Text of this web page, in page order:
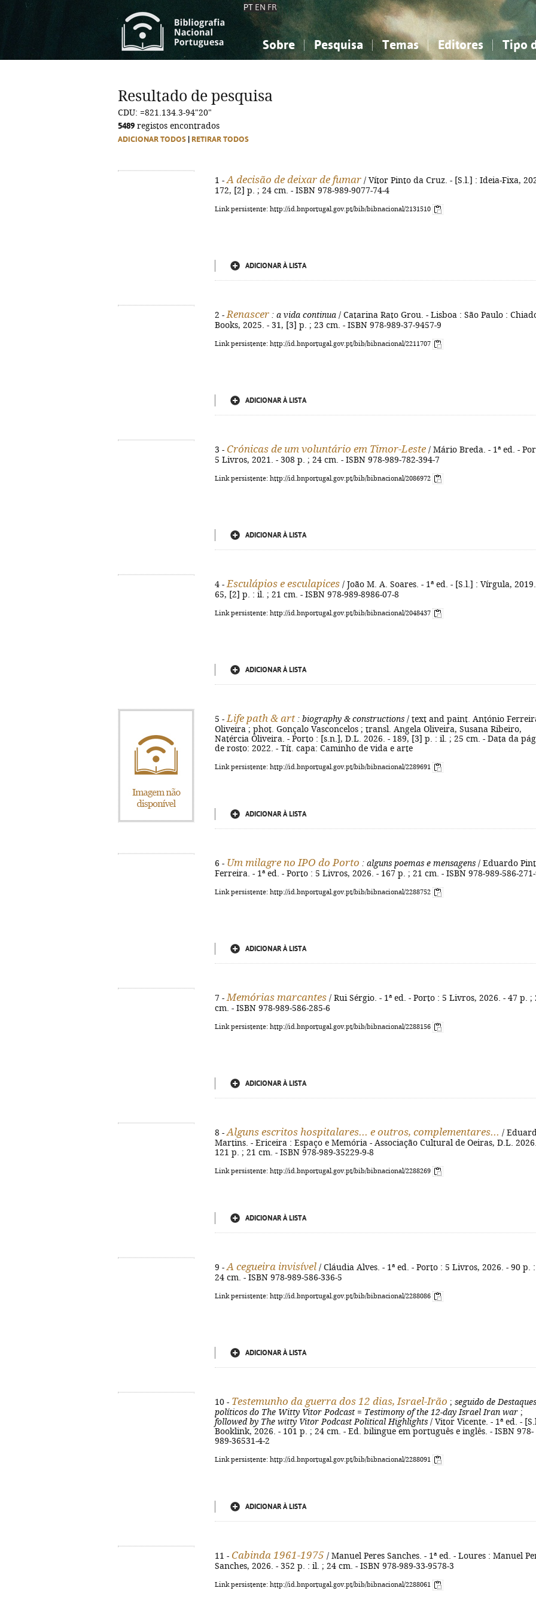
PT EN FR
Sobre Pesquisa Temas
Ciências sociais...
Editores Tipo
Ciências sociais...
Resultado de pesquisa
CDU: =821.134.3-94"20"
5489 registos encontrados
ADICIONAR TODOS RETIRAR TODOS
1 - A decisão de deixar de fumar / Vítor Pinto da Cruz. - [S.l.] : Ideia-Fixa,
172, [2] p. ; 24 cm. - ISBN 978-989-9077-74-4
Link persistente: http://id.bnportugal.gov.pt/bib/bibnacional/2131510
ADICIONAR À LISTA
2 - Renascer : a vida continua / Catarina Rato Grou. - Lisboa : São Paulo :
Books, 2025. - 31, [3] p. ; 23 cm. - ISBN 978-989-37-9457-9
Link persistente: http://id.bnportugal.gov.pt/bib/bibnacional/2211707
ADICIONAR À LISTA
3 - Crónicas de um voluntário em Timor-Leste / Mário Breda. - 1ª ed. -
5 Livros, 2021. - 308 p. ; 24 cm. - ISBN 978-989-782-394-7
Link persistente: http://id.bnportugal.gov.pt/bib/bibnacional/2086972
ADICIONAR À LISTA
4 - Esculápios e esculapices / João M. A. Soares. - 1ª ed. - [S.l.] : Vírgula,
65, [2] p. : il. ; 21 cm. - ISBN 978-989-8986-07-8
Link persistente: http://id.bnportugal.gov.pt/bib/bibnacional/2048437
ADICIONAR À LISTA
5 - Life path & art: biography & constructions / text and paint. António
Oliveira ; phot. Gonçalo Vasconcelos ; transl. Angela Oliveira, Susana Ribeiro,
Natércia Oliveira. - Porto : [s.n.], D.L. 2026. - 189, [3] p. : il. ; 25 cm. - Data da pág.
de rosto: 2022. - Tít. capa: Caminho de vida e arte
Link persistente: http://id.bnportugal.gov.pt/bib/bibnacional/2289691
ADICIONAR À LISTA
6 - Um milagre no IPO do Porto : alguns poemas e mensagens / Eduardo
Ferreira. - 1ª ed. - Porto : 5 Livros, 2026. - 167 p. ; 21 cm. - ISBN 978-989-586-
Link persistente: http://id.bnportugal.gov.pt/bib/bibnacional/2288752
ADICIONAR À LISTA
7 - Memórias marcantes / Rui Sérgio. - 1ª ed. - Porto : 5 Livros, 2026. - 47 p. ;
cm. - ISBN 978-989-586-285-6
Link persistente: http://id.bnportugal.gov.pt/bib/bibnacional/2288156
ADICIONAR À LISTA
8 - Alguns escritos hospitalares... e outros, complementares... /
Martins. - Ericeira : Espaço e Memória - Associação Cultural de Oeiras, D.L.
121 p. ; 21 cm. - ISBN 978-989-35229-9-8
Link persistente: http://id.bnportugal.gov.pt/bib/bibnacional/2288269
ADICIONAR À LISTA
9 - A cegueira invisível / Cláudia Alves. - 1ª ed. - Porto : 5 Livros, 2026. - 90 p.
24 cm. - ISBN 978-989-586-336-5
Link persistente: http://id.bnportugal.gov.pt/bib/bibnacional/2288086
ADICIONAR À LISTA
10 - Testemunho da guerra dos 12 dias, Israel-Irão ; seguido de Destaques
políticos do The Witty Vitor Podcast= Testimony of the 12-day Israel Iran war ;
followed by The witty Vitor Podcast Political Highlights / Vitor Vicente. - 1ª ed. -
Booklink, 2026. - 101 p. ; 24 cm. - Ed. bilingue em português e inglês. - ISBN 978-
989-36531-4-2
Link persistente: http://id.bnportugal.gov.pt/bib/bibnacional/2288091
ADICIONAR À LISTA
11 - Cabinda 1961-1975 / Manuel Peres Sanches. - 1ª ed. - Loures : Manuel
Sanches, 2026. - 352 p. : il. ; 24 cm. - ISBN 978-989-33-9578-3
Link persistente: http://id.bnportugal.gov.pt/bib/bibnacional/2288061